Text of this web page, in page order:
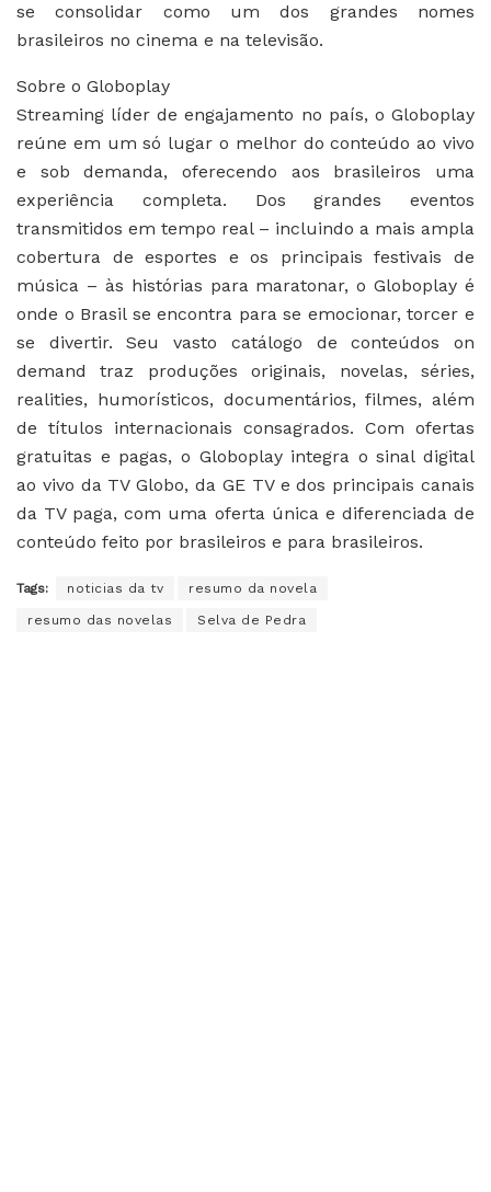
se consolidar como um dos grandes nomes
brasileiros no cinema e na televisão.
Sobre o Globoplay
Streaming líder de engajamento no país, o Globoplay
reúne em um só lugar o melhor do conteúdo ao vivo
e sob demanda, oferecendo aos brasileiros uma
experiência completa. Dos grandes eventos
transmitidos em tempo real – incluindo a mais ampla
cobertura de esportes e os principais festivais de
música – às histórias para maratonar, o Globoplay é
onde o Brasil se encontra para se emocionar, torcer e
se divertir. Seu vasto catálogo de conteúdos on
demand traz produções originais, novelas, séries,
realities, humorísticos, documentários, filmes, além
de títulos internacionais consagrados. Com ofertas
gratuitas e pagas, o Globoplay integra o sinal digital
ao vivo da TV Globo, da GE TV e dos principais canais
da TV paga, com uma oferta única e diferenciada de
conteúdo feito por brasileiros e para brasileiros.
Tags: noticias da tv resumo da novela
resumo das novelas Selva de Pedra